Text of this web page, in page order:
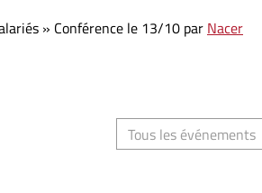
» Conférence le 13/10 par Nacer
Tous les événements